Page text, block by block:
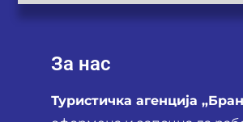
За нас
Туристичка агенција